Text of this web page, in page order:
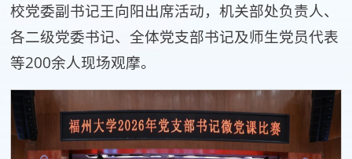
校党委副书记王向阳出席活动，机关部处负责人、
各二级党委书记、全体党支部书记及师生党员代表
等200余人现场观摩。